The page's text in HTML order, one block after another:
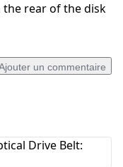
rear of the disk
un commentaire